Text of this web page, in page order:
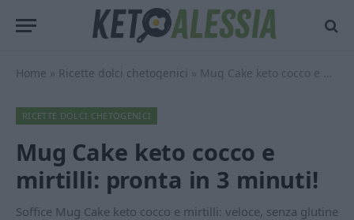
Home » Ricette dolci chetogenici » Mug Cake keto cocco e mirtilli: pronta in 3 minuti!
RICETTE DOLCI CHETOGENICI
Mug Cake keto cocco e
mirtilli: pronta in 3 minuti!
Soffice Mug Cake keto cocco e mirtilli: veloce, senza glutine